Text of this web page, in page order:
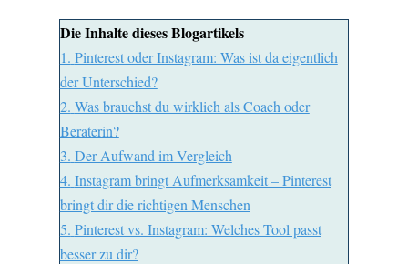
Die Inhalte dieses Blogartikels
1. Pinterest oder Instagram: Was ist da eigentlich
der Unterschied?
2. Was brauchst du wirklich als Coach oder
Beraterin?
3. Der Aufwand im Vergleich
4. Instagram bringt Aufmerksamkeit – Pinterest
bringt dir die richtigen Menschen
5. Pinterest vs. Instagram: Welches Tool passt
besser zu dir?